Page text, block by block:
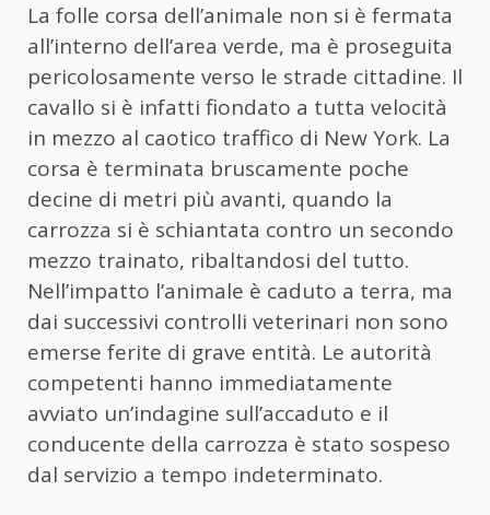
La folle corsa dell’animale non si è fermata
all’interno dell’area verde, ma è proseguita
pericolosamente verso le strade cittadine. Il
cavallo si è infatti fiondato a tutta velocità
in mezzo al caotico traffico di New York. La
corsa è terminata bruscamente poche
decine di metri più avanti, quando la
carrozza si è schiantata contro un secondo
mezzo trainato, ribaltandosi del tutto.
Nell’impatto l’animale è caduto a terra, ma
dai successivi controlli veterinari non sono
emerse ferite di grave entità. Le autorità
competenti hanno immediatamente
avviato un’indagine sull’accaduto e il
conducente della carrozza è stato sospeso
dal servizio a tempo indeterminato.